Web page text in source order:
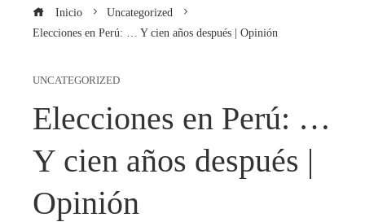
Inicio
Uncategorized
Elecciones en Perú: … Y cien años después | Opinión
UNCATEGORIZED
Elecciones en Perú: …
Y cien años después |
Opinión